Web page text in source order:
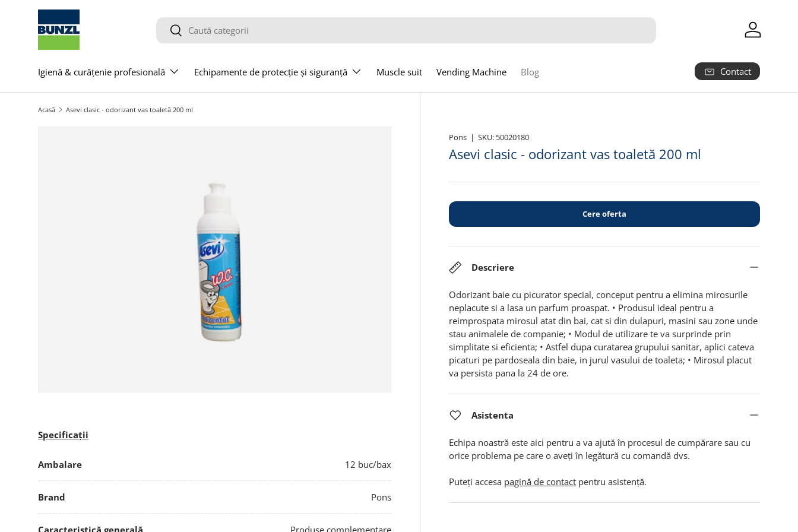
Salt la conținut Caută
Caută
Igienă & curățenie profesională Echipamente de protecție și siguranță Muscle suit Vending Machine Blog Contact
Acasă Asevi clasic - odorizant vas toaletă 200 ml
Pons |SKU: 50020180
Asevi clasic - odorizant vas toaletă 200 ml
Cere oferta
Descriere
Odorizant baie cu picurator special, conceput pentru a elimina mirosurile
neplacute si a lasa un parfum proaspat. • Produsul ideal pentru a
reimprospata mirosul atat din bai, cat si din dulapuri, masini sau zone unde
stau animalele de companie; • Modul de utilizare te va surprinde prin
simplitate si eficienta; • Astfel dupa curatarea grupului sanitar, aplici cateva
picaturi pe pardoseala din baie, in jurul vasului de toaleta; • Mirosul placut
va persista pana la 24 de ore.
Asistenta
Echipa noastră este aici pentru a va ajută în procesul de cumpărare sau cu
orice problema pe care o aveți în legătură cu comandă dvs.
Puteți accesa pagină de contact pentru asistență.
Specificații
Ambalare 12 buc/bax
Brand Pons